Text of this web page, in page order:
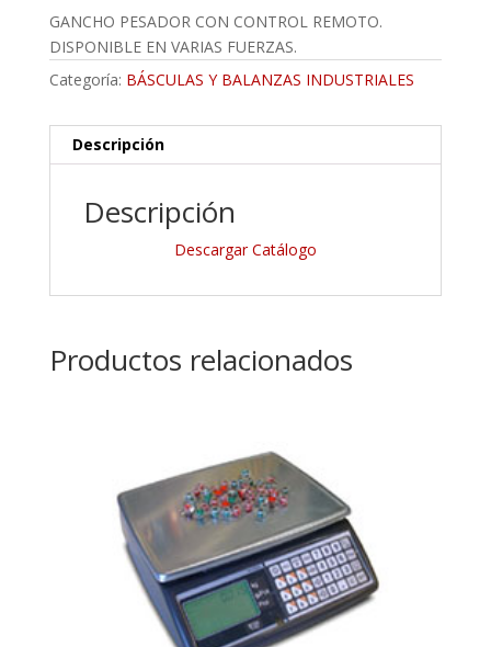
GANCHO PESADOR CON CONTROL REMOTO.
DISPONIBLE EN VARIAS FUERZAS.
Categoría: BÁSCULAS Y BALANZAS INDUSTRIALES
Descripción
Descripción
Descargar Catálogo
Productos relacionados